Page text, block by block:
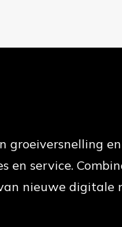
groeiversnelling
en service.
nieuwe digitale